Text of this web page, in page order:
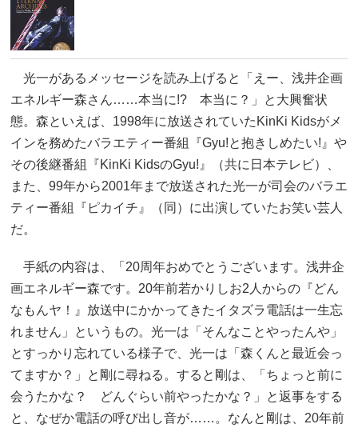
光一があるメッセージを読み上げると「えー、浅井企画
エネルギー森さん……本当に!? 本当に？」と大興奮状
態。森といえば、1998年に放送されていたKinKi Kidsがメ
インを務めたバラエティー番組『Gyu!と抱きしめたい!』や
その後継番組『KinKi KidsのGyu!』（共に日本テレビ）、
また、99年から2001年まで放送された光一が司会のバラエ
ティー番組『ピカイチ』（同）に出演していたお笑い芸人
だ。
手紙の内容は、「20周年おめでとうございます。浅井企
画エネルギー森です。20年前若かりしお2人からの『どん
なもんヤ！』放送中にかかってきたイタズラ電話は一生忘
れません」というもの。光一は「そんなことやったんや」
とすっかり忘れている様子で、光一は「森くんと最近会っ
てますか？」と剛に尋ねる。すると剛は、「ちょっと前に
会うたかな？ どんぐらい前やったかな？」と返事をする
と、なぜか電話の呼び出し音が……。なんと剛は、20年前